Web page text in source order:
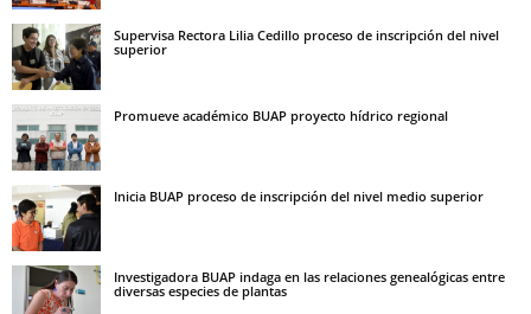
Supervisa Rectora Lilia Cedillo proceso de inscripción del nivel
superior
Promueve académico BUAP proyecto hídrico regional
Inicia BUAP proceso de inscripción del nivel medio superior
Investigadora BUAP indaga en las relaciones genealógicas entre
diversas especies de plantas